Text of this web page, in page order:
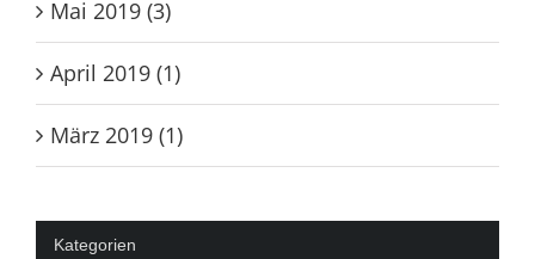
Juni 2019 (6)
Mai 2019 (3)
April 2019 (1)